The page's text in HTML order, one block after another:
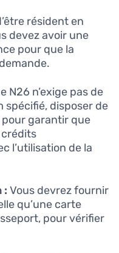
résident en
devez avoir une
pour que la
N26 n’exige pas de
disposer de
garantir que
l’utilisation de la
: Vous devrez fournir
qu’une carte
pour vérifier